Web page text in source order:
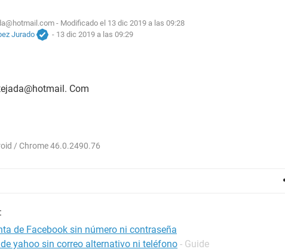
- Modificado el 13 dic 2019 a las 09:28
Jurado
- 13 dic 2019 a las 09:29
Com
/ Chrome 46.0.2490.76
de Facebook sin número ni contraseña
yahoo sin correo alternativo ni teléfono - Guide